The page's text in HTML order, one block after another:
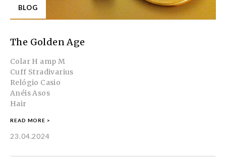
BLOG
The Golden Age
Colar H amp M
Cuff Stradivarius
Relógio Casio
Anéis Asos
Hair
READ MORE >
23.04.2024